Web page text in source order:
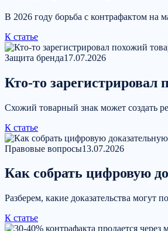
В 2026 году борьба с контрафактом на
К статье
Защита бренда17.07.2026
Кто-то
Схожий товарный знак может создать
К статье
Правовые вопросы13.07.2026
Как собрать цифровую
Разберем, какие доказательства могут
К статье